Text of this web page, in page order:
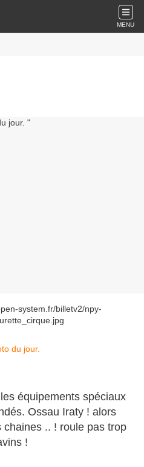
MENU
équipements spéciaux
Ossau Iraty ! alors
.. ! roule pas trop
!